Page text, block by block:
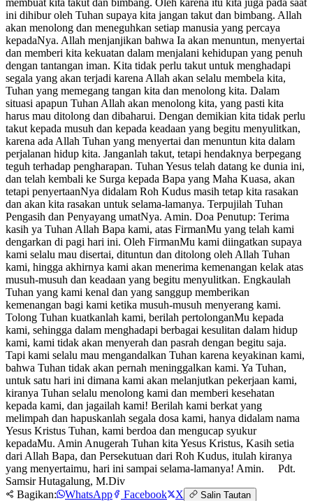
ini dihibur oleh Tuhan supaya kita jangan takut dan bimbang. Allah
akan menolong dan meneguhkan setiap manusia yang percaya
kepadaNya. Allah menjanjikan bahwa Ia akan menuntun, menyertai
dan memberi kita kekuatan dalam menjalani kehidupan yang penuh
dengan tantangan iman. Kita tidak perlu takut untuk menghadapi
segala yang akan terjadi karena Allah akan selalu membela kita,
Tuhan yang memegang tangan kita dan menolong kita. Dalam
situasi apapun Tuhan Allah akan menolong kita, yang pasti kita
harus mau ditolong dan dibaharui. Dengan demikian kita tidak perlu
takut kepada musuh dan kepada keadaan yang begitu menyulitkan,
karena ada Allah Tuhan yang menyertai dan menuntun kita dalam
perjalanan hidup kita. Janganlah takut, tetapi hendaknya berpegang
teguh terhadap pengharapan. Tuhan Yesus telah datang ke dunia ini,
dan telah kembali ke Surga kepada Bapa yang Maha Kuasa, akan
tetapi penyertaanNya didalam Roh Kudus masih tetap kita rasakan
dan akan kita rasakan untuk selama-lamanya. Terpujilah Tuhan
Pengasih dan Penyayang umatNya. Amin. Doa Penutup: Terima
kasih ya Tuhan Allah Bapa kami, atas FirmanMu yang telah kami
dengarkan di pagi hari ini. Oleh FirmanMu kami diingatkan supaya
kami selalu mau disertai, dituntun dan ditolong oleh Allah Tuhan
kami, hingga akhirnya kami akan menerima kemenangan kelak atas
musuh-musuh dan keadaan yang begitu menyulitkan. Engkaulah
Tuhan yang kami kenal dan yang sanggup memberikan
kemenangan bagi kami ketika musuh-musuh menyerang kami.
Tolong Tuhan kuatkanlah kami, berilah pertolonganMu kepada
kami, sehingga dalam menghadapi berbagai kesulitan dalam hidup
kami, kami tidak akan menyerah dan pasrah dengan begitu saja.
Tapi kami selalu mau mengandalkan Tuhan karena keyakinan kami,
bahwa Tuhan tidak akan pernah meninggalkan kami. Ya Tuhan,
untuk satu hari ini dimana kami akan melanjutkan pekerjaan kami,
kiranya Tuhan selalu menolong kami dan memberi kesehatan
kepada kami, dan jagailah kami! Berilah kami berkat yang
melimpah dan hapuskanlah segala dosa kami, hanya didalam nama
Yesus Kristus Tuhan, kami berdoa dan mengucap syukur
kepadaMu. Amin Anugerah Tuhan kita Yesus Kristus, Kasih setia
dari Allah Bapa, dan Persekutuan dari Roh Kudus, itulah kiranya
yang menyertaimu, hari ini sampai selama-lamanya! Amin. Pdt.
Samsir Hutagalung, M.Div
Bagikan:
WhatsApp Facebook X Salin Tautan